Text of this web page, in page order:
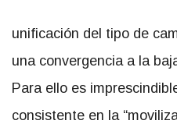
unificación del tipo de
una convergencia a la
Para ello es
consistente en la